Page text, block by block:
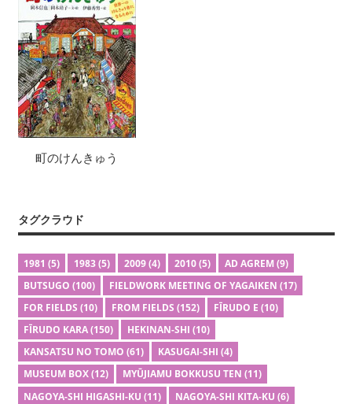
町のけんきゅう
タグクラウド
1981 (5) 1983(5) 2009(4) 2010(5) AD AGREM(9)
BUTSUGO (100) FIELDWORK MEETING OF YAGAIKEN (17)
FOR FIELDS (10) FROM FIELDS (152) FĪRUDO E (10)
FĪRUDO KARA(150) HEKINAN-SHI (10)
KANSATSU NO TOMO (61) KASUGAI-SHI (4)
MUSEUM BOX(12) MYŪJIAMU BOKKUSU TEN (11)
NAGOYA-SHI HIGASHI-KU (11) NAGOYA-SHI KITA-KU (6)